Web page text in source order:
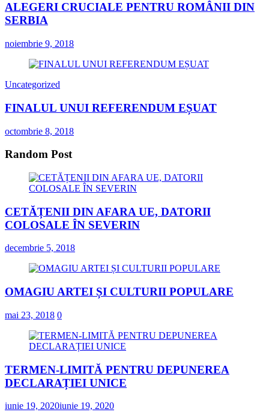
ALEGERI CRUCIALE PENTRU ROMÂNII DIN
SERBIA
noiembrie 9, 2018
Uncategorized
FINALUL UNUI REFERENDUM EȘUAT
octombrie 8, 2018
Random Post
CETĂȚENII DIN AFARA UE, DATORII
COLOSALE ÎN SEVERIN
decembrie 5, 2018
OMAGIU ARTEI ȘI CULTURII POPULARE
mai 23, 2018 0
TERMEN-LIMITĂ PENTRU DEPUNEREA
DECLARAȚIEI UNICE
iunie 19, 2020iunie 19, 2020